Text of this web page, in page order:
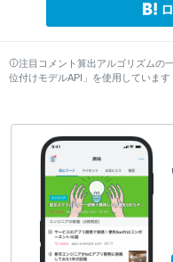
注目コメント算出アルゴリズムの
位付けモデルAPI」を使用しています